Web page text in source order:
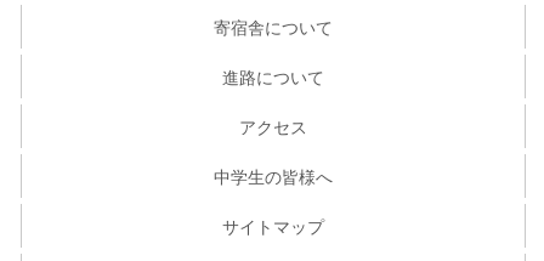
寄宿舎について
進路について
アクセス
中学生の皆様へ
サイトマップ